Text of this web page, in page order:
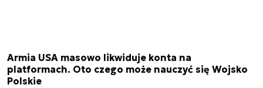
Armia USA masowo likwiduje konta na
platformach. Oto czego może nauczyć się Wojsko
Polskie